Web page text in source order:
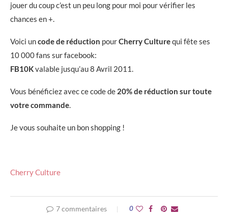
jouer du coup c’est un peu long pour moi pour vérifier les
chances en +.
Voici uncode de réduction pourCherry Culturequi fête ses
10 000 fans sur facebook:
FB10Kvalable jusqu’au 8 Avril 2011.
Vous bénéficiez avec ce code de 20% de réduction sur toute
votre commande.
Je vous souhaite un bon shopping !
Cherry Culture
7 commentaires 0